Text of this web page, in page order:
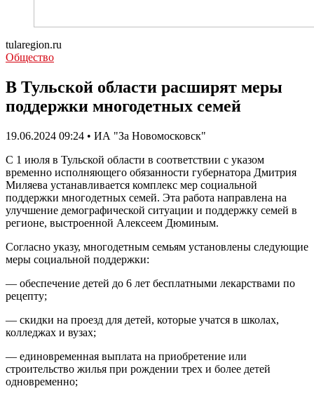
tularegion.ru
Общество
В Тульской области расширят меры
поддержки многодетных семей
19.06.2024 09:24 • ИА "За Новомосковск"
С 1 июля в Тульской области в соответствии с указом
временно исполняющего обязанности губернатора Дмитрия
Миляева устанавливается комплекс мер социальной
поддержки многодетных семей. Эта работа направлена на
улучшение демографической ситуации и поддержку семей в
регионе, выстроенной Алексеем Дюминым.
Согласно указу, многодетным семьям установлены следующие
меры социальной поддержки:
— обеспечение детей до 6 лет бесплатными лекарствами по
рецепту;
— скидки на проезд для детей, которые учатся в школах,
колледжах и вузах;
— единовременная выплата на приобретение или
строительство жилья при рождении трех и более детей
одновременно;